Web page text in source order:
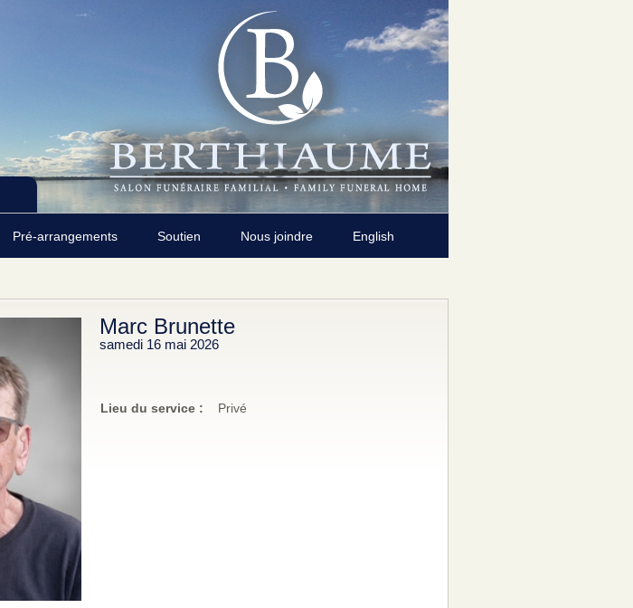
Pré-arrangements Soutien Nous joindre English
Marc Brunette
samedi 16 mai 2026
Lieu du service : Privé